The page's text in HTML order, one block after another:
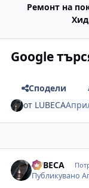
Ремонт на
Google
Сподели
от LUBECA
LUBECA
Публикувано